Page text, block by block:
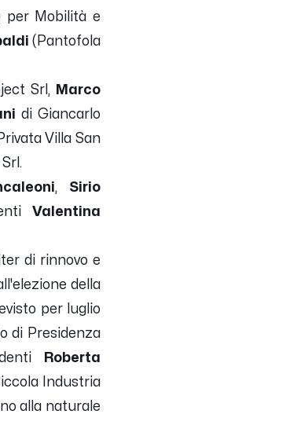
per Mobilità e
(Pantofola
Srl,
Marco
di Giancarlo
Villa San
,
Sirio
Valentina
di rinnovo e
della
per luglio
di Presidenza
Roberta
Industria
alla naturale